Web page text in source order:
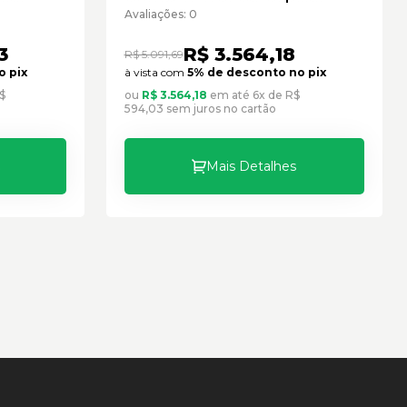
pix
Cód:3132039 - Seminovo
Avaliações: 0
R$ 5.091,69R$ 3.564,18
à vista com 5% de desconto no pix
ou R$ 3.564,18 em até 6x de R$
594,03 sem juros no cartão
Mais Detalhes